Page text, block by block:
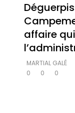
affaire
MARTIAL GALÉ
0
0 0